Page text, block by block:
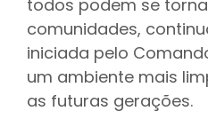
todos podem se
comunidades,
iniciada pelo
um ambiente mais
as futuras gerações.